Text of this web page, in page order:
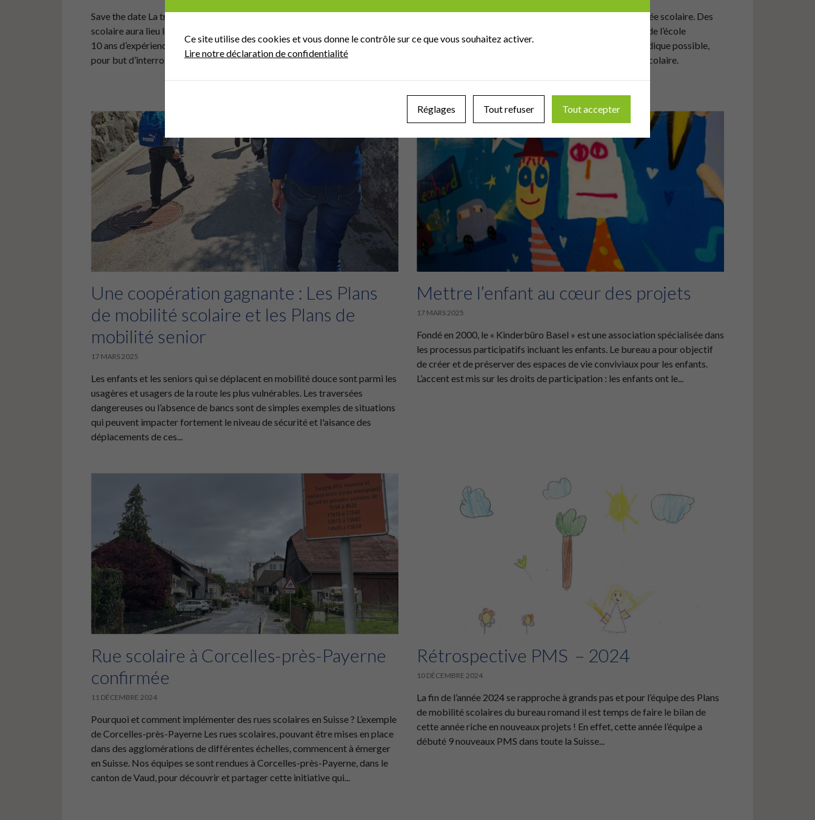
Save the date La troisième conférence organisée par l’ATE sur la mobilité
scolaire aura lieu le jeudi 27 novembre 2025 à Genève de 14h à 17h. Avec
10 ans d’expérience sur les Plans de mobilité scolaire, cette conférence a
pour but d’interroger les résultats obtenus au fil des années analysés...
Les vacances d’été sont terminées et cela rime avec rentrée scolaire. Des
milliers d’élèves ont recommencé à emprunter le chemin de l’école
quotidiennement. Afin de rendre ce trajet le plus sûr et ludique possible,
l'ATE continue dans la réalisation des Plans de mobilité scolaire.
Une coopération gagnante : Les Plans
de mobilité scolaire et les Plans de
mobilité senior
17 MARS 2025
Les enfants et les seniors qui se déplacent en mobilité douce sont parmi les
usagères et usagers de la route les plus vulnérables. Les traversées
dangereuses ou l’absence de bancs sont de simples exemples de situations
qui peuvent impacter fortement le niveau de sécurité et l'aisance des
déplacements de ces...
Mettre l’enfant au cœur des projets
17 MARS 2025
Fondé en 2000, le « Kinderbüro Basel » est une association spécialisée dans
les processus participatifs incluant les enfants. Le bureau a pour objectif
de créer et de préserver des espaces de vie conviviaux pour les enfants.
L’accent est mis sur les droits de participation : les enfants ont le...
Rue scolaire à Corcelles-près-Payerne
confirmée
11 DÉCEMBRE 2024
Pourquoi et comment implémenter des rues scolaires en Suisse ? L’exemple
de Corcelles-près-Payerne Les rues scolaires, pouvant être mises en place
dans des agglomérations de différentes échelles, commencent à émerger
en Suisse. Nos équipes se sont rendues à Corcelles-près-Payerne, dans le
canton de Vaud, pour découvrir et partager cette initiative qui...
Rétrospective PMS – 2024
10 DÉCEMBRE 2024
La fin de l’année 2024 se rapproche à grands pas et pour l’équipe des Plans
de mobilité scolaires du bureau romand il est temps de faire le bilan de
cette année riche en nouveaux projets ! En effet, cette année l’équipe a
débuté 9 nouveaux PMS dans toute la Suisse...
Ce site utilise des cookies et vous donne le contrôle sur ce que vous souhaitez activer.
Lire notre déclaration de confidentialité
Réglages Tout refuser Tout accepter